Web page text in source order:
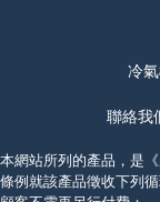
香港香港仔成都
(黃竹坑地鐵站轉
冷
聯絡我
本網站所列的產品，是
條例就該產品徵收下列